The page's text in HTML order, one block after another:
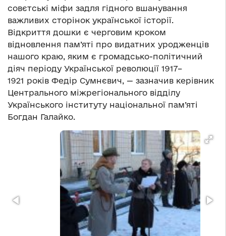
совєтські міфи задля гідного вшанування
важливих сторінок української історії.
Відкриття дошки є черговим кроком
відновлення пам’яті про видатних уродженців
нашого краю, яким є громадсько-політичний
діяч періоду Української революції 1917–
1921 років Федір Сумнєвич, — зазначив керівник
Центрального міжрегіонального відділу
Українського інституту національної пам’яті
Богдан Галайко.